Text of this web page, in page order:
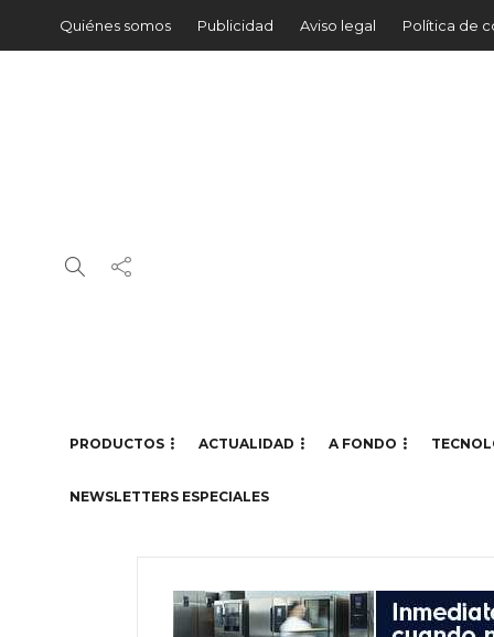
Quiénes somos Publicidad Aviso legal Política de
PRODUCTOS ACTUALIDAD A FONDO
NEWSLETTERS ESPECIALES